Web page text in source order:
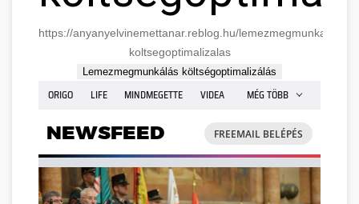
https://anyanyelvinemettanar.reblog.hu/lemezmegmunkalas-
koltsegoptimalizalas
Lemezmegmunkálás költségoptimalizálás